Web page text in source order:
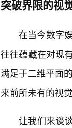
突破界限的视
在当今数字
往往蕴藏在对现
满足于二维平面
来前所未有的视
让我们来谈